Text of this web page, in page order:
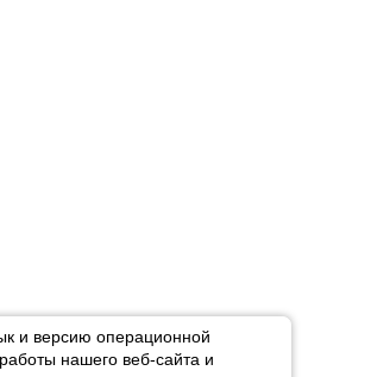
и версию операционной
нашего веб-сайта и